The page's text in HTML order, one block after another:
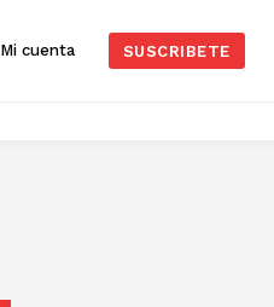
Mi cuenta SUSCRIBETE